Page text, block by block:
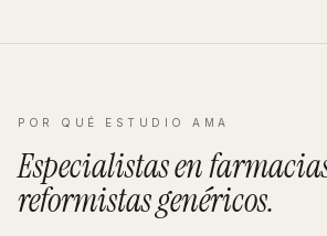
POR QUÉ ESTUDIO AMA
Especialistas en
reformistasgenéricos.